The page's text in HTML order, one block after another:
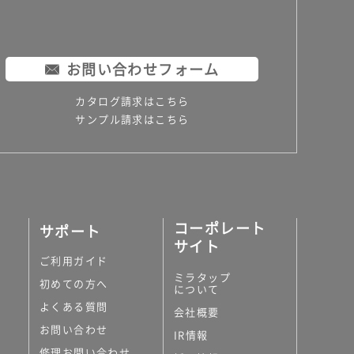
お問い合わせフォーム
カタログ請求はこちら
サンプル請求はこちら
サポート
ご利用ガイド
初めての方へ
よくある質問
お問い合わせ
コーポレート
サイト
ミラタップ
について
会社概要
IR情報